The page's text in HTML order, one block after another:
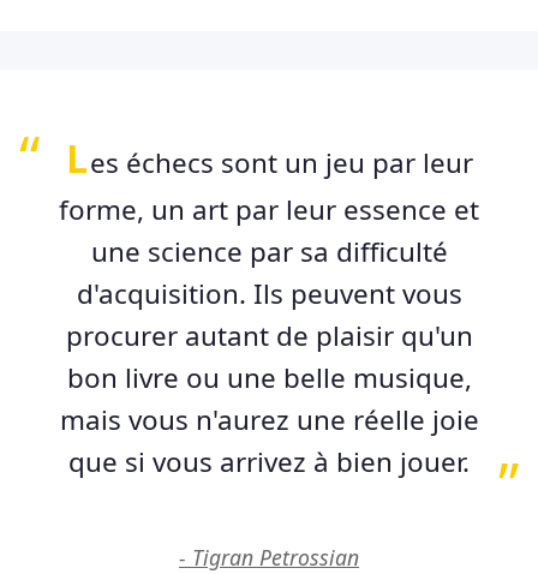
Les échecs sont un jeu par leur
forme, un art par leur essence et
une science par sa difficulté
d'acquisition. Ils peuvent vous
procurer autant de plaisir qu'un
bon livre ou une belle musique,
mais vous n'aurez une réelle joie
que si vous arrivez à bien jouer.
- Tigran Petrossian